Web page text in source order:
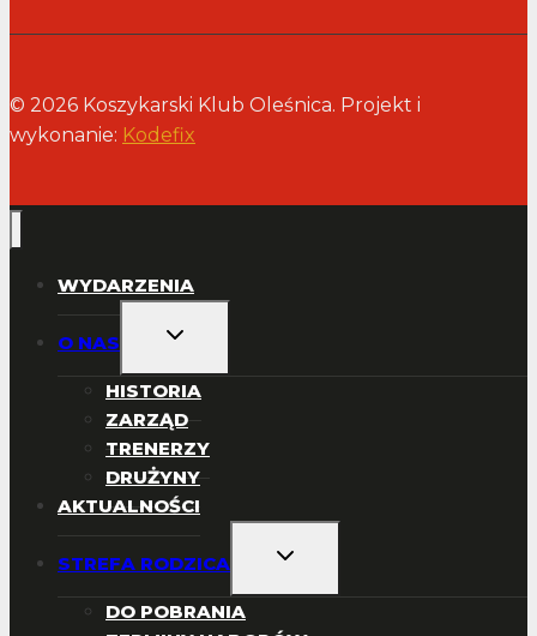
© 2026 Koszykarski Klub Oleśnica. Projekt i
wykonanie: Kodefix
WYDARZENIA
O NAS
PRZEŁĄCZ
PODRZĘDNE
HISTORIA
ZARZĄD
TRENERZY
DRUŻYNY
AKTUALNOŚCI
STREFA RODZICA
PRZEŁĄCZ
PODRZĘDNE
DO POBRANIA